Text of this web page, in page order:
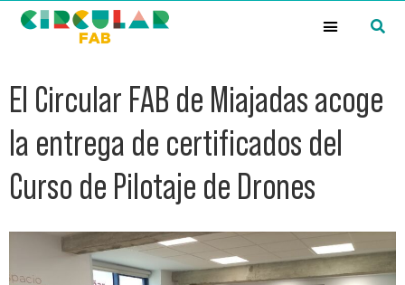
El Circular FAB de Miajadas acoge
la entrega de certificados del
Curso de Pilotaje de Drones